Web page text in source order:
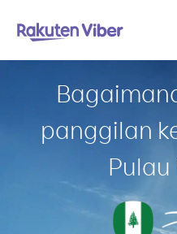
panggilan